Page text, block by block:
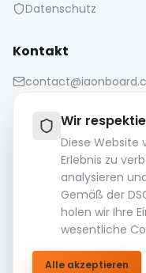
Wir
Diese Website
Erlebnis zu
analysieren
Gemäß der
holen wir Ihre
wesentliche
Alle akzeptieren
Datenschutz
Kontakt
Mediendateien
14